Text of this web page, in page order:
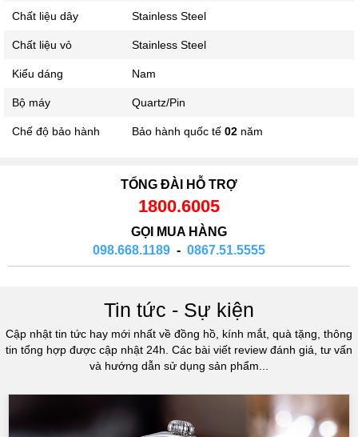
Chất liệu dây Stainless Steel
Chất liệu vỏ Stainless Steel
Kiểu dáng Nam
Bộ máy Quartz/Pin
Chế độ bảo hành Bảo hành quốc tế 02 năm
TỔNG ĐÀI HỖ TRỢ
1800.6005
GỌI MUA HÀNG
098.668.1189 - 0867.51.5555
Tin tức - Sự kiện
Cập nhật tin tức hay mới nhất về đồng hồ, kính mắt, quà tặng, thông
tin tổng hợp được cập nhật 24h. Các bài viết review đánh giá, tư vấn
và hướng dẫn sử dụng sản phẩm...